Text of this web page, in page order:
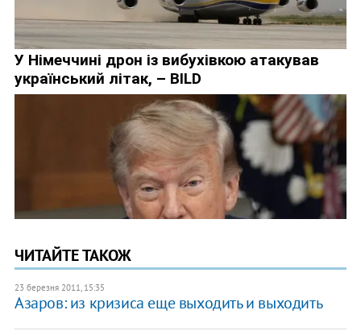
ЧИТАЙТЕ ТАКОЖ
23 березня 2011, 15:35
Азаров: из кризиса еще выходить и выходить